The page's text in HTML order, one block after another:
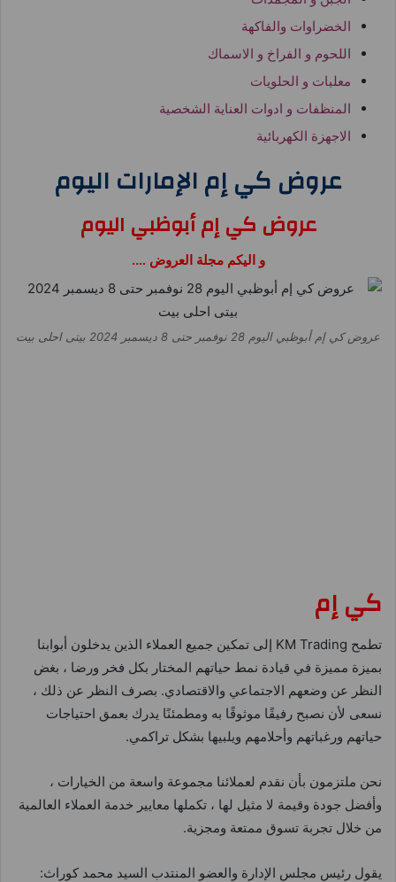
الخضراوات والفاكهة
اللحوم و الفراخ و الاسماك
معلبات و الحلويات
المنظفات و ادوات العناية الشخصية
الاجهزة الكهربائية
عروض كي إم الإمارات اليوم
عروض كي إم أبوظبي اليوم
و اليكم مجلة العروض ….
عروض كي إم أبوظبي اليوم 28 نوفمبر حتى 8 ديسمبر 2024 بيتى احلى بيت
كي إم
تطمح KM Trading إلى تمكين جميع العملاء الذين يدخلون أبوابنا
بميزة مميزة في قيادة نمط حياتهم المختار بكل فخر ورضا ، بغض
النظر عن وضعهم الاجتماعي والاقتصادي. بصرف النظر عن ذلك ،
نسعى لأن نصبح رفيقًا موثوقًا به ومطمئنًا يدرك بعمق احتياجات
حياتهم ورغباتهم وأحلامهم ويلبيها بشكل تراكمي.
نحن ملتزمون بأن نقدم لعملائنا مجموعة واسعة من الخيارات ،
وأفضل جودة وقيمة لا مثيل لها ، تكملها معايير خدمة العملاء العالمية
من خلال تجربة تسوق ممتعة ومجزية.
يقول رئيس مجلس الإدارة والعضو المنتدب السيد محمد كوراث: